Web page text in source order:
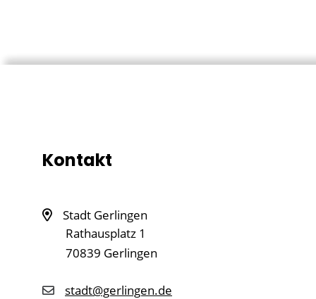
Kontakt
Stadt Gerlingen
Rathausplatz 1
70839 Gerlingen
stadt@gerlingen.de